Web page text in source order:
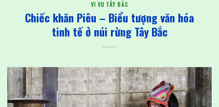
VI VU TÂY BẮC
Chiếc khăn Piêu – Biểu tượng văn hóa
tinh tế ở núi rừng Tây Bắc